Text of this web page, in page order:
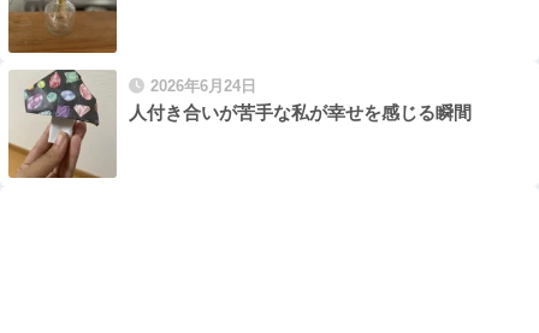
2026年6月24日
人付き合いが苦手な私が幸せを感じる瞬間